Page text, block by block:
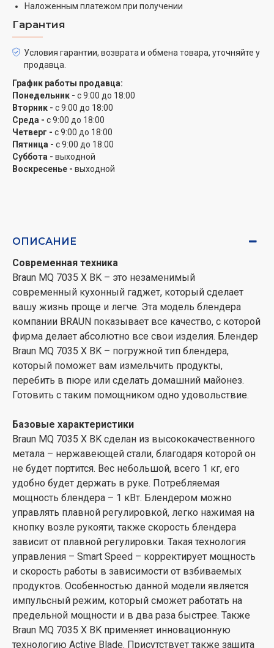
продуктов. Особенностью данной модели является
импульсный режим, который сможет работать на
предельной мощности и в два раза быстрее. Также
Braun MQ 7035 X BK применяет инновационную
технологию Active Blade. Присутствует также защита
от детей и турбо режим.
Комплектация
Купить Braun MQ 7035 X BK вы сможете за доступную
цену, более того, в поставку блендера включены:
стакан на 600 мл, такие насадки как мини-
измельчитель на 500 мл, венчик для взбивания и
затратными по времени кухонными задачами и
порадуете всю семью.
Наложенным платежом при получении
Гарантия
Условия гарантии, возврата и обмена товара, уточняйте у
продавца.
График работы продавца:
Понедельник - с 9:00 до 18:00
Вторник - с 9:00 до 18:00
Среда - с 9:00 до 18:00
Четверг - с 9:00 до 18:00
Пятница - с 9:00 до 18:00
Суббота - выходной
Воскресенье - выходной
ОПИСАНИЕ
Современная техника
Braun MQ 7035 X BK – это незаменимый
современный кухонный гаджет, который сделает
вашу жизнь проще и легче. Эта модель блендера
компании BRAUN показывает все качество, с которой
фирма делает абсолютно все свои изделия. Блендер
Braun MQ 7035 X BK – погружной тип блендера,
который поможет вам измельчить продукты,
перебить в пюре или сделать домашний майонез.
Готовить с таким помощником одно удовольствие.
Базовые характеристики
Braun MQ 7035 X BK сделан из высококачественного
метала – нержавеющей стали, благодаря которой он
не будет портится. Вес небольшой, всего 1 кг, его
удобно будет держать в руке. Потребляемая
мощность блендера – 1 кВт. Блендером можно
управлять плавной регулировкой, легко нажимая на
кнопку возле рукояти, также скорость блендера
зависит от плавной регулировки. Такая технология
управления – Smart Speed – корректирует мощность
и скорость работы в зависимости от взбиваемых
продуктов. Особенностью данной модели является
импульсный режим, который сможет работать на
предельной мощности и в два раза быстрее. Также
Braun MQ 7035 X BK применяет инновационную
технологию Active Blade. Присутствует также защита